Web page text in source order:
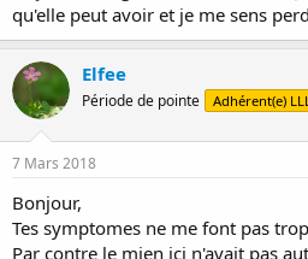
qu'elle peut avoir et je me sens
Elfee
Période de pointe Adhérent(e)
7 Mars 2018
Bonjour,
Tes symptomes ne me font pas
Par contre le mien ici n'avait pas